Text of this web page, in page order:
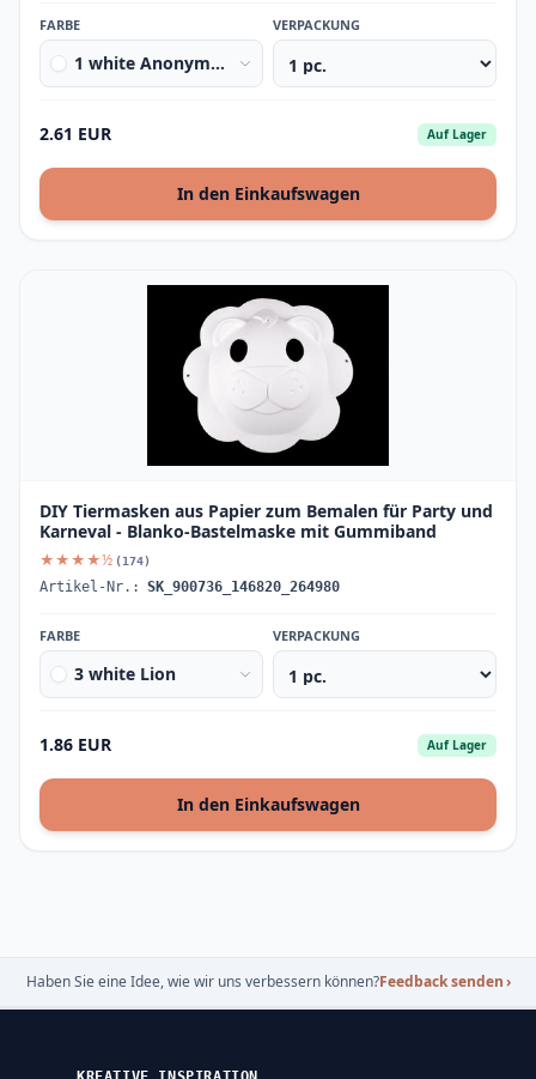
FARBE
1 white Anonymous
VERPACKUNG
2.61 EUR Auf Lager
In den Einkaufswagen
DIY Tiermasken aus Papier zum Bemalen für Party und
Karneval - Blanko-Bastelmaske mit Gummiband
★★★★½ (174)
Artikel-Nr.: SK_900736_146820_264980
FARBE
3 white Lion
VERPACKUNG
1.86 EUR Auf Lager
In den Einkaufswagen
Haben Sie eine Idee, wie wir uns verbessern können?Feedback senden›